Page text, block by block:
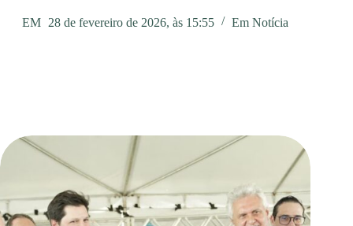
EM 28 de fevereiro de 2026, às 15:55 Em Notícia